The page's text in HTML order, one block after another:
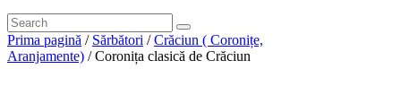
Prima pagină / Sărbători /Crăciun ( Coronițe,
Aranjamente) / Coronița clasică de Crăciun